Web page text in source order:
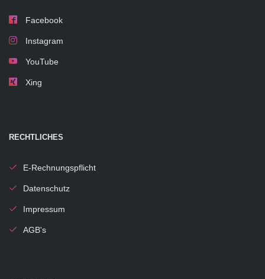
Facebook
Instagram
YouTube
Xing
RECHTLICHES
E-Rechnungspflicht
Datenschutz
Impressum
AGB's